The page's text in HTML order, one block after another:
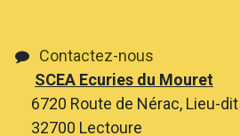
Contactez-nous
SCEA Ecuries du Mouret
6720 Route de Nérac, Lieu-
32700 Lectoure